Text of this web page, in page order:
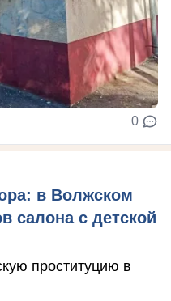
0
в Волжском
салона с детской
проституцию в